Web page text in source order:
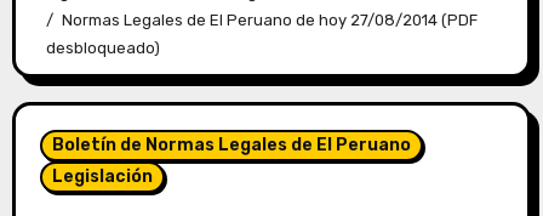
Normas Legales de El Peruano de hoy 27/08/2014 (PDF
desbloqueado)
Boletín de Normas Legales de El Peruano
Legislación